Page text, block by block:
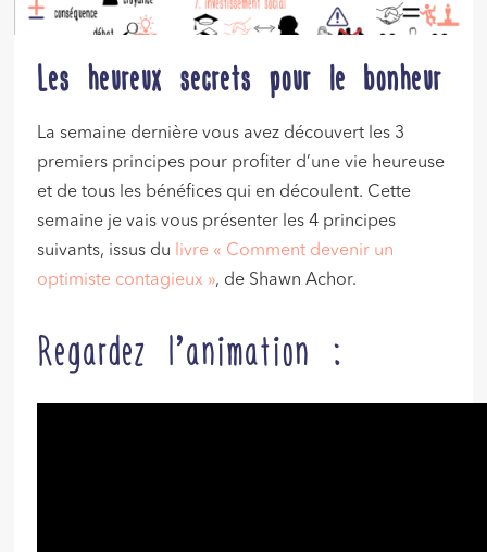
Les heureux secrets pour le bonheur
La semaine dernière vous avez découvert les 3
premiers principes pour profiter d’une vie heureuse
et de tous les bénéfices qui en découlent. Cette
semaine je vais vous présenter les 4 principes
suivants, issus du livre « Comment devenir un
optimiste contagieux », de Shawn Achor.
Regardez l’animation :